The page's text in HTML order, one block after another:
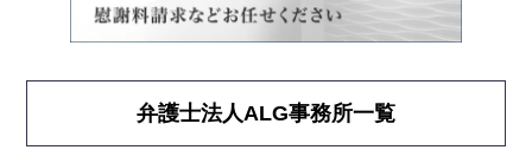
弁護士法人ALG事務所一覧